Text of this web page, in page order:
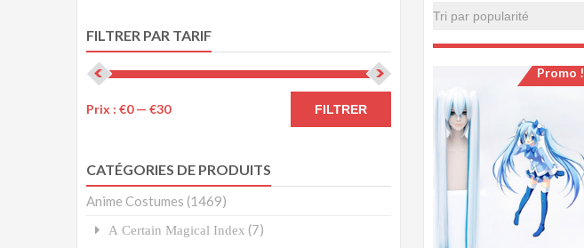
Promo !
FILTRER PAR TARIF
FILTRER
Prix : €0— €30
CATÉGORIES DE PRODUITS
Anime Costumes (1469)
A Certain Magical Index (7)